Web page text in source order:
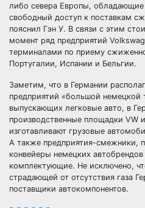
либо севера Европы,
свободный доступ к поставкам
пояснил Гэн У. В связи с этим
момент ряд предприятий
терминалами по приему
Португалии, Испании и Бельгии.
Заметим, что в Германии
предприятий «большой
выпускающих легковые авто, в
производственные площадки VW
изготавливают грузовые
А также предприятия-смежники,
конвейеры немецких
комплектующие. Не исключено,
страдающей от отсутствия газа
поставщики автокомпонентов.